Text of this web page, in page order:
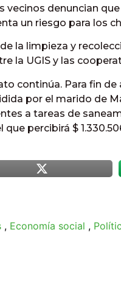
vecinos denuncian
un riesgo para los
la limpieza y
la UGIS y las
continúa. Para fin
por el marido de
a tareas de
percibirá $
, Economía social ,